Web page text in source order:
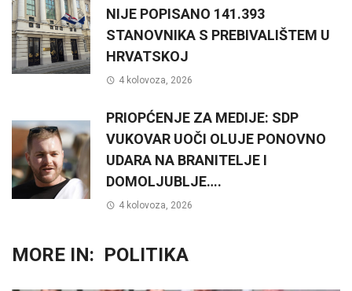
NIJE POPISANO 141.393
STANOVNIKA S PREBIVALIŠTEM U
HRVATSKOJ
4 kolovoza, 2026
PRIOPĆENJE ZA MEDIJE: SDP
VUKOVAR UOČI OLUJE PONOVNO
UDARA NA BRANITELJE I
DOMOLJUBLJE….
4 kolovoza, 2026
MORE IN: POLITIKA